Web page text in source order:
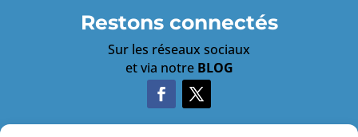
Restons connectés
Sur les réseaux sociaux
et via notre BLOG